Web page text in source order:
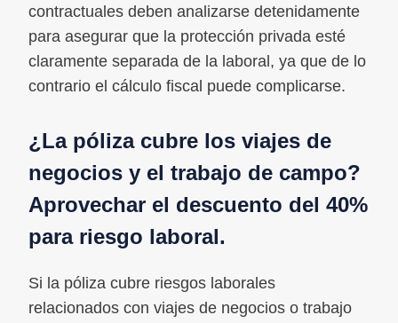
contractuales deben analizarse detenidamente
para asegurar que la protección privada esté
claramente separada de la laboral, ya que de lo
contrario el cálculo fiscal puede complicarse.
¿La póliza cubre los viajes de
negocios y el trabajo de campo?
Aprovechar el descuento del 40%
para riesgo laboral.
Si la póliza cubre riesgos laborales
relacionados con viajes de negocios o trabajo